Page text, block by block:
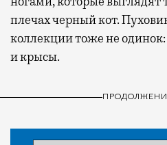
плечах черный кот.
коллекции тоже не
и крысы.